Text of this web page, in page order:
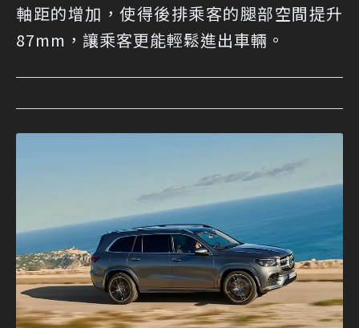
軸距的增加，使得後排乘客的腿部空間提升
87mm，讓乘客更能輕鬆進出車輛。